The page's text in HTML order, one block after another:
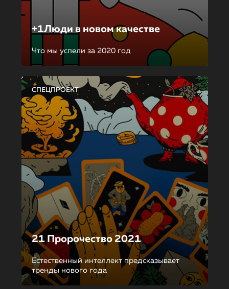
+1Люди в новом качестве
Что мы успели за 2020 год
СПЕЦПРОЕКТ
21 Пророчество 2021
Естественный интеллект предсказывает
тренды нового года